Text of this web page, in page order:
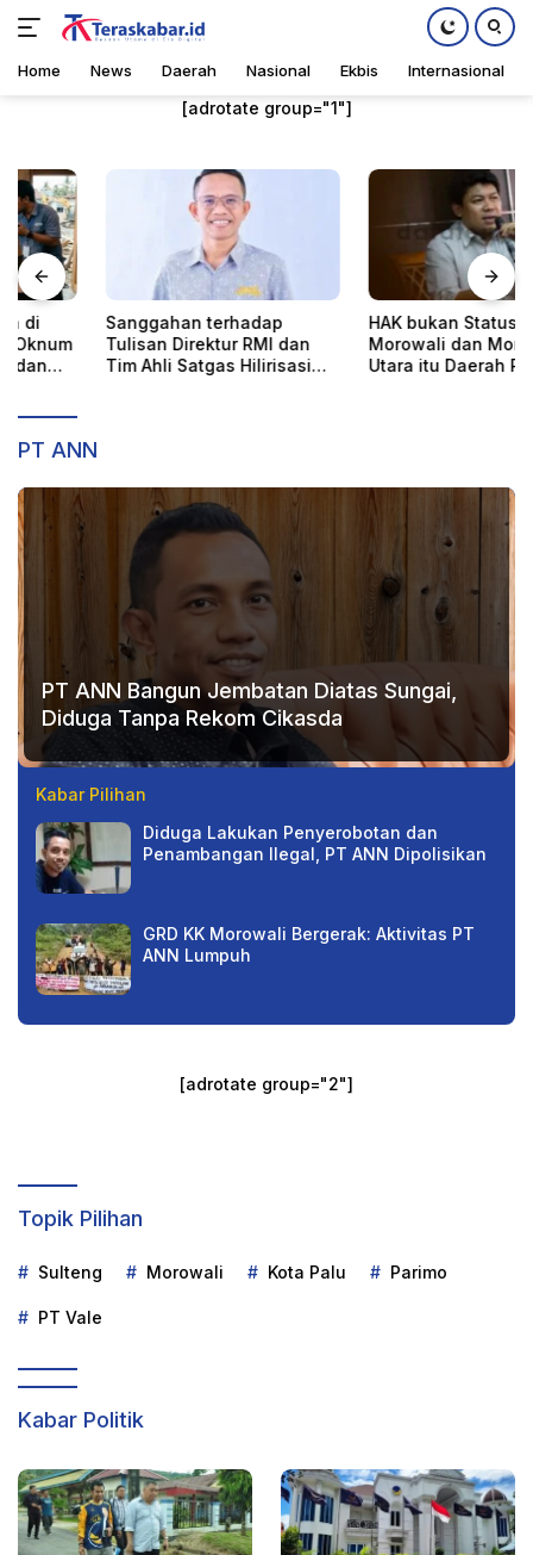
Home News Daerah Nasional Ekbis Internasional
[adrotate group="1"]
Sanggahan terhadap
Tulisan Direktur RMI dan
Tim Ahli Satgas Hilirisasi
HAK bukan Status:
Morowali dan Morowali
Utara itu Daerah Pengolah
PT ANN
,Home Senin, 17 November 2025
PT ANN Bangun Jembatan Diatas Sungai,
Diduga Tanpa Rekom Cikasda
Kabar Pilihan
Diduga Lakukan Penyerobotan dan
Penambangan Ilegal, PT ANN Dipolisikan
GRD KK Morowali Bergerak: Aktivitas PT
ANN Lumpuh
[adrotate group="2"]
Topik Pilihan
Sulteng Morowali Kota Palu Parimo
PT Vale
Kabar Politik